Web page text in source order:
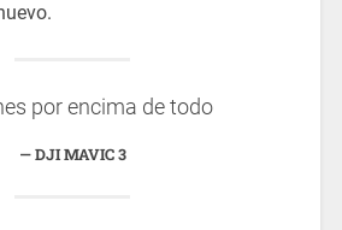
por encima de todo
DJI MAVIC 3